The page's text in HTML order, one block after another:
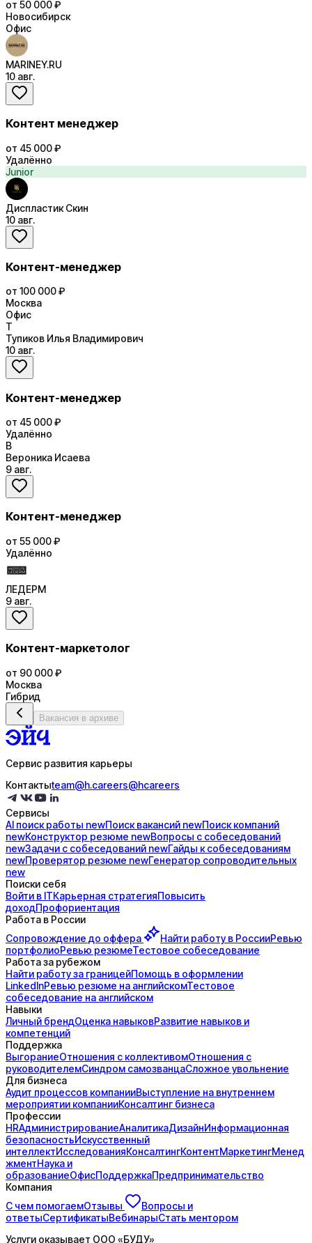
от 50 000 ₽
Новосибирск
Офис
MARINEY.RU
10 авг.
Контент менеджер
от 45 000 ₽
Удалённо
Junior
Диспластик Скин
10 авг.
Контент-менеджер
от 100 000 ₽
Москва
Офис
Т
Тупиков Илья Владимирович
10 авг.
Контент-менеджер
от 45 000 ₽
Удалённо
В
Вероника Исаева
9 авг.
Контент-менеджер
от 55 000 ₽
Удалённо
ЛЕДЕРМ
9 авг.
Контент-маркетолог
от 90 000 ₽
Москва
Гибрид
Вакансия в архиве
Сервис развития карьеры
Контактыteam@h.careers@hcareers
Сервисы
AI поискработы newПоисквакансий newПоисккомпаний
newКонструктор резюме newВопросы с собеседований
newЗадачи с собеседований newГайды ксобеседованиям
newПроверятор резюме newГенератор сопроводительных
new
Поиски себя
Войти в ITКарьерная стратегияПовысить
доходПрофориентация
Работа в России
Сопровождение до оффера Найти работу в РоссииРевью
портфолиоРевью резюмеТестовое собеседование
Работа за рубежом
Найти работу за границейПомощь в оформлении
LinkedInРевью резюме на английскомТестовое
собеседование на английском
Навыки
Личный брендОценка навыковРазвитие навыков и
компетенций
Поддержка
ВыгораниеОтношения с коллективомОтношения с
руководителемСиндром самозванцаСложное увольнение
Для бизнеса
Аудит процессов компанииВыступление на внутреннем
мероприятии компанииКонсалтинг бизнеса
Профессии
HRАдминистрированиеАналитикаДизайнИнформационная
безопасностьИскусственный
интеллектИсследованияКонсалтингКонтентМаркетингМенед
жментНаука и
образованиеОфисПоддержкаПредпринимательство
Компания
С чем помогаемОтзывы
Вопросы и
ответыСертификатыВебинарыСтать ментором
Услуги оказывает ООО «БУДУ»